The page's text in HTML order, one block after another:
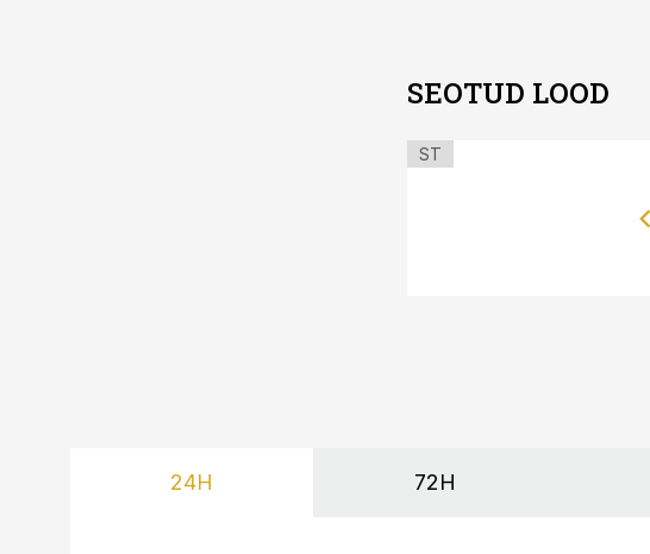
SEOTUD LOOD
ST
24H 72H